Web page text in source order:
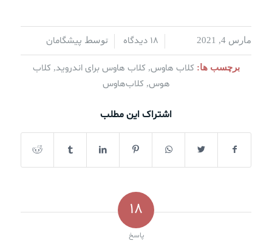
مارس 4, 2021 / 18 دیدگاه
/ توسط پیشگامان
برچسب ها: کلاب هاوس,کلاب هاوس برای اندروید,کلاب
هوس,کلاب‌هاوس
اشتراک این مطلب
18
پاسخ